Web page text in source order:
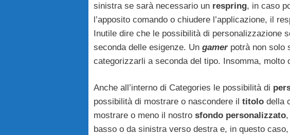
sinistra se sarà necessario un respring, in caso
l’apposito comando o chiudere l’applicazione, il
Inutile dire che le possibilità di personalizzazione
seconda delle esigenze. Un gamerpotrà non solo
categorizzarli a seconda del tipo. Insomma, molto
Anche all’interno di Categories le possibilità di
possibilità di mostrare o nascondere il titolo della
mostrare o meno il nostro sfondo personalizzato
basso o da sinistra verso destra e, in questo caso,